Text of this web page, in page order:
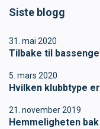
Siste blogg
31. mai 2020
Tilbake til
5. mars 2020
Hvilken klubbtype
21. november 2019
Hemmeligheten